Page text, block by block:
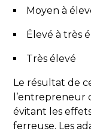
Moyen à
Élevé à très
Très élevé
Le résultat de
évitant les
ferreuse. Les